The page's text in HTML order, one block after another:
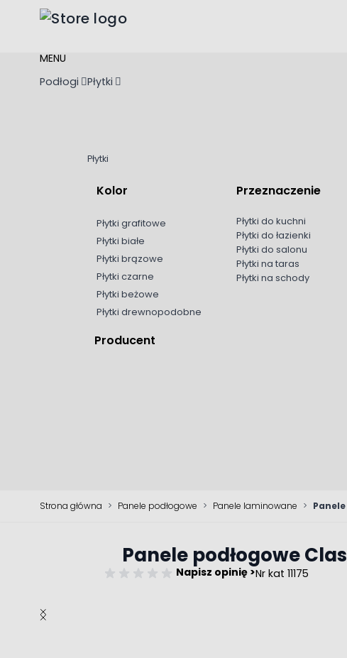
Przejdź do treści
MENU
Podłogi
Płytki
Płytki
Kolor
Płytki grafitowe
Płytki białe
Płytki brązowe
Płytki czarne
Płytki beżowe
Płytki drewnopodobne
Przeznaczenie
Płytki do kuchni
Płytki do łazienki
Płytki do salonu
Płytki na taras
Płytki na schody
Producent
Strona główna > Panele podłogowe > Panele laminowane >
Panele podłogowe
Napisz opinię >Nr kat 11175
Main image
Click to view image in fullscreen